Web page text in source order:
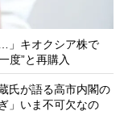
」キオクシア株で
度”と再購入
氏が語る高市内閣の
」いま不可欠なの